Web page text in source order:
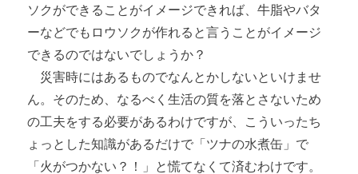
ソクができることがイメージできれば、牛脂やバタ
ーなどでもロウソクが作れると言うことがイメージ
できるのではないでしょうか？
災害時にはあるものでなんとかしないといけませ
ん。そのため、なるべく生活の質を落とさないため
の工夫をする必要があるわけですが、こういったち
ょっとした知識があるだけで「ツナの水煮缶」で
「火がつかない？！」と慌てなくて済むわけです。